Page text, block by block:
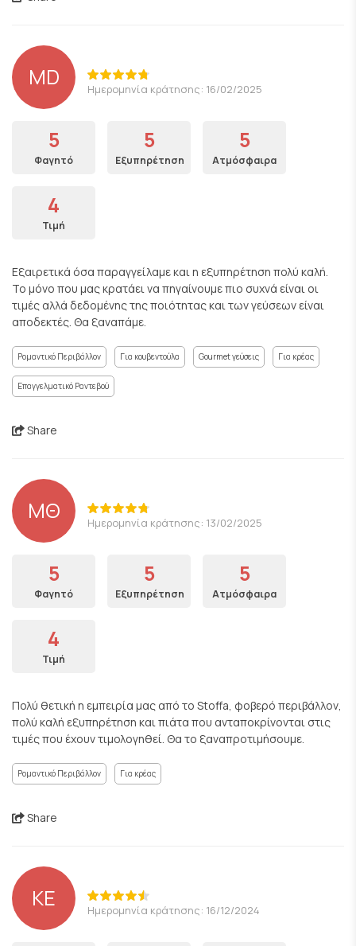
MD Ημερομηνία κράτησης: 16/02/2025
5
Φαγητό
5
Εξυπηρέτηση
5
Ατμόσφαιρα
4
Τιμή
Εξαιρετικά όσα παραγγείλαμε και η εξυπηρέτηση πολύ καλή.
Το μόνο που μας κρατάει να πηγαίνουμε πιο συχνά είναι οι
τιμές αλλά δεδομένης της ποιότητας και των γεύσεων είναι
αποδεκτές. Θα ξαναπάμε.
Ρομαντικό Περιβάλλον Για κουβεντούλα Gourmet γεύσεις Για κρέας
Επαγγελματικό Ραντεβού
Share
ΜΘ Ημερομηνία κράτησης: 13/02/2025
5
Φαγητό
5
Εξυπηρέτηση
5
Ατμόσφαιρα
4
Τιμή
Πολύ θετική η εμπειρία μας από το Stoffa, φοβερό περιβάλλον,
πολύ καλή εξυπηρέτηση και πιάτα που ανταποκρίνονται στις
τιμές που έχουν τιμολογηθεί. Θα το ξαναπροτιμήσουμε.
Ρομαντικό Περιβάλλον Για κρέας
Share
KE Ημερομηνία κράτησης: 16/12/2024